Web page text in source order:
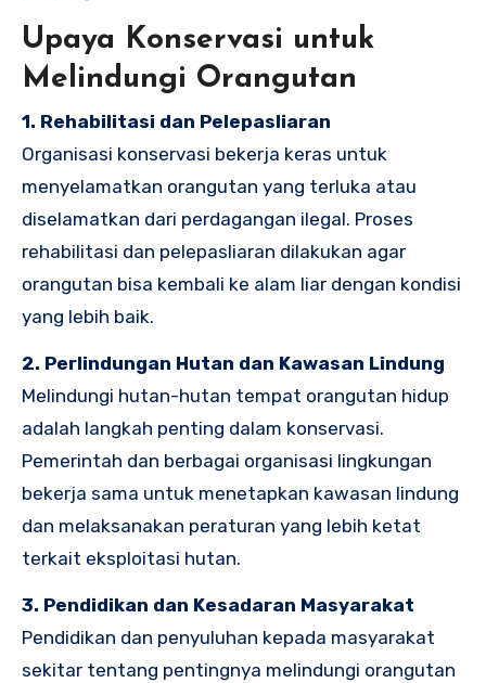
Upaya Konservasi untuk
Melindungi Orangutan
1. Rehabilitasi dan Pelepasliaran
Organisasi konservasi bekerja keras untuk
menyelamatkan orangutan yang terluka atau
diselamatkan dari perdagangan ilegal. Proses
rehabilitasi dan pelepasliaran dilakukan agar
orangutan bisa kembali ke alam liar dengan kondisi
yang lebih baik.
2. Perlindungan Hutan dan Kawasan Lindung
Melindungi hutan-hutan tempat orangutan hidup
adalah langkah penting dalam konservasi.
Pemerintah dan berbagai organisasi lingkungan
bekerja sama untuk menetapkan kawasan lindung
dan melaksanakan peraturan yang lebih ketat
terkait eksploitasi hutan.
3. Pendidikan dan Kesadaran Masyarakat
Pendidikan dan penyuluhan kepada masyarakat
sekitar tentang pentingnya melindungi orangutan